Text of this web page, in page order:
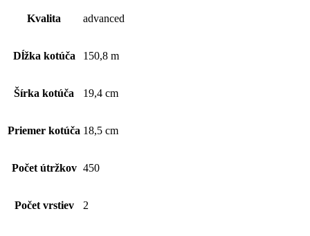
kart.-
vrstvový,
Kvalita advanced
Dĺžka kotúča 150,8 m
Šírka kotúča 19,4 cm
Priemer kotúča 18,5 cm
Počet útržkov 450
Počet vrstiev 2